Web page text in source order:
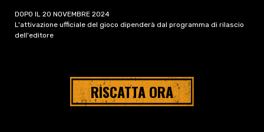
DOPO IL 20 NOVEMBRE 2024
L'attivazione ufficiale del gioco dipenderà dal programma di rilascio
dell'editore
RISCATTA ORA